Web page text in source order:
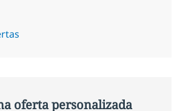
oferta personalizada